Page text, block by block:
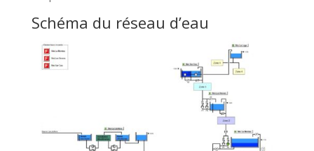
Schéma du réseau d’eau